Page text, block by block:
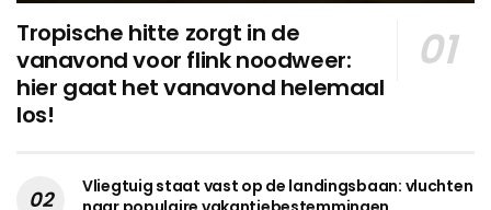
Tropische hitte zorgt in de
vanavond voor flink noodweer:
hier gaat het vanavond helemaal
los!
Vliegtuig staat vast op de landingsbaan: vluchten